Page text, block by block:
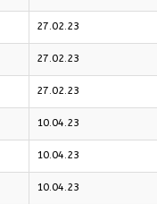
27.02.23
27.02.23
27.02.23
10.04.23
10.04.23
10.04.23